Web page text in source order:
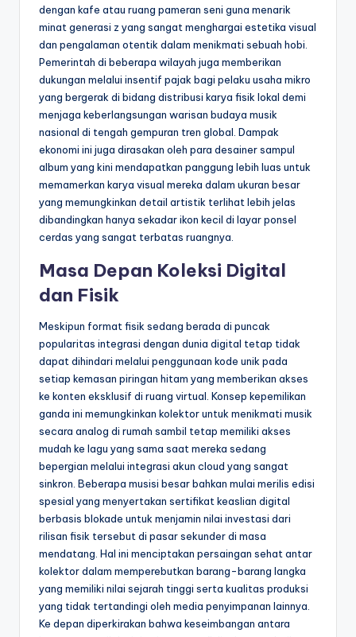
dengan kafe atau ruang pameran seni guna menarik
minat generasi z yang sangat menghargai estetika visual
dan pengalaman otentik dalam menikmati sebuah hobi.
Pemerintah di beberapa wilayah juga memberikan
dukungan melalui insentif pajak bagi pelaku usaha mikro
yang bergerak di bidang distribusi karya fisik lokal demi
menjaga keberlangsungan warisan budaya musik
nasional di tengah gempuran tren global. Dampak
ekonomi ini juga dirasakan oleh para desainer sampul
album yang kini mendapatkan panggung lebih luas untuk
memamerkan karya visual mereka dalam ukuran besar
yang memungkinkan detail artistik terlihat lebih jelas
dibandingkan hanya sekadar ikon kecil di layar ponsel
cerdas yang sangat terbatas ruangnya.
Masa Depan Koleksi Digital
dan Fisik
Meskipun format fisik sedang berada di puncak
popularitas integrasi dengan dunia digital tetap tidak
dapat dihindari melalui penggunaan kode unik pada
setiap kemasan piringan hitam yang memberikan akses
ke konten eksklusif di ruang virtual. Konsep kepemilikan
ganda ini memungkinkan kolektor untuk menikmati musik
secara analog di rumah sambil tetap memiliki akses
mudah ke lagu yang sama saat mereka sedang
bepergian melalui integrasi akun cloud yang sangat
sinkron. Beberapa musisi besar bahkan mulai merilis edisi
spesial yang menyertakan sertifikat keaslian digital
berbasis blokade untuk menjamin nilai investasi dari
rilisan fisik tersebut di pasar sekunder di masa
mendatang. Hal ini menciptakan persaingan sehat antar
kolektor dalam memperebutkan barang-barang langka
yang memiliki nilai sejarah tinggi serta kualitas produksi
yang tidak tertandingi oleh media penyimpanan lainnya.
Ke depan diperkirakan bahwa keseimbangan antara